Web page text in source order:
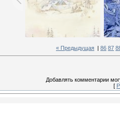
« Предыдущая 86 87
Добавлять комментарии
[